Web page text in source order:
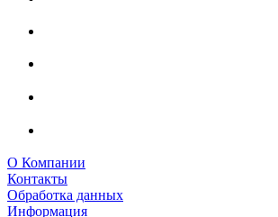
О Компании
Контакты
Обработка данных
Информация